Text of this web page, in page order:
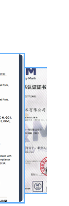
套生产
模式，
原料选
上门安装
乐园、文
展会、节
线涵盖静
其中，机
，可实现
起伏等动
史前恐